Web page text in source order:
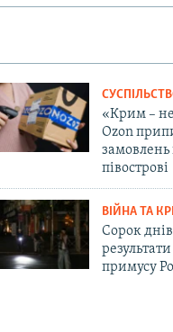
«Крим –
Ozon
півострові
ВІЙНА ТА
Сорок
примусу